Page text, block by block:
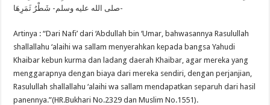
-صلى الله عليه وسلم- شَطْرُ ثَمَرِهَا
Artinya : “Dari Nafi’ dari ‘Abdullah bin ‘Umar, bahwasannya Rasulullah
shallallahu ‘alaihi wa sallam menyerahkan kepada bangsa Yahudi
Khaibar kebun kurma dan ladang daerah Khaibar, agar mereka yang
menggarapnya dengan biaya dari mereka sendiri, dengan perjanjian,
Rasulullah shallallahu ‘alaihi wa sallam mendapatkan separuh dari hasil
panennya.”(HR.Bukhari No.2329 dan Muslim No.1551).